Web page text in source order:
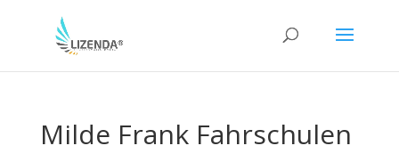
Milde Frank Fahrschulen